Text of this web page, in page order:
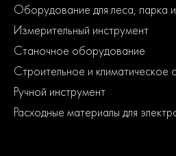
Оборудование для леса, парка
Измерительный инструмент
Станочное оборудование
Строительное и климатическое
Ручной инструмент
Расходные материалы для